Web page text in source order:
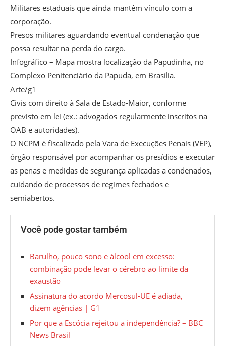
Militares estaduais que ainda mantêm vínculo com a
corporação.
Presos militares aguardando eventual condenação que
possa resultar na perda do cargo.
Infográfico – Mapa mostra localização da Papudinha, no
Complexo Penitenciário da Papuda, em Brasília.
Arte/g1
Civis com direito à Sala de Estado-Maior, conforme
previsto em lei (ex.: advogados regularmente inscritos na
OAB e autoridades).
O NCPM é fiscalizado pela Vara de Execuções Penais (VEP),
órgão responsável por acompanhar os presídios e executar
as penas e medidas de segurança aplicadas a condenados,
cuidando de processos de regimes fechados e
semiabertos.
Você pode gostar também
Barulho, pouco sono e álcool em excesso:
combinação pode levar o cérebro ao limite da
exaustão
Assinatura do acordo Mercosul-UE é adiada,
dizem agências | G1
Por que a Escócia rejeitou a independência? – BBC
News Brasil